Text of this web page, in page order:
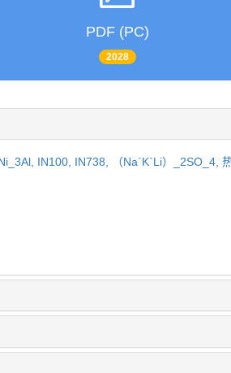
PDF (PC)
2028
IN100, IN738, （Na`K`Li）_2SO_4,